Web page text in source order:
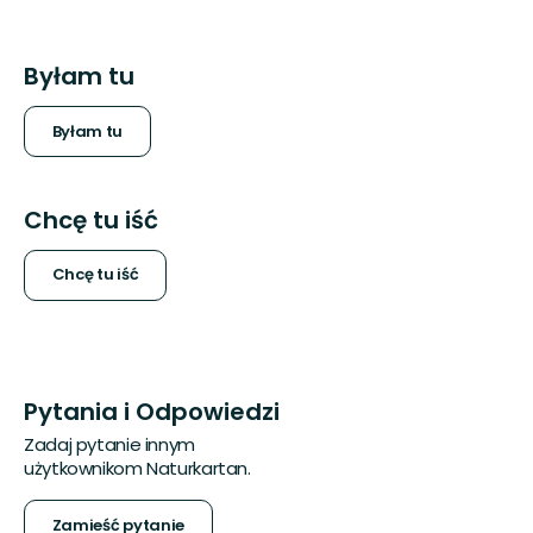
Byłam tu
Byłam tu
Chcę tu iść
Chcę tu iść
Pytania i Odpowiedzi
Zadaj pytanie innym
użytkownikom Naturkartan.
Zamieść pytanie